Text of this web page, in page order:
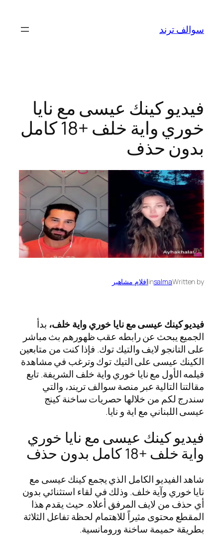
المحتوى
سوالف ترند
فيديو كينك عيسى مع نايا
خوري واية خلف +18 كامل
بدون حذف
Written by
salma
inافلام مشاهير
فيديو كينك عيسى مع نايا خوري واية خلف، بدأ
الجميع يبحث عن رابطه عقب ظهورهم بث مباشر
على التانجو لايف والتيك توك. فإذا كنت من متابعين
الكينك عيسى على التيك توك وترغب في مشاهدة
فيلمه الأول مع نايا خوري واية خلف الشريفة. تابع
مقالتنا التالية عبر منصة سوالف تريند، والتي
سندرج لكم من خلالها حصريات ساخنة كينج
عيسى اللبناني مع اية و نايا.
فيديو كينك عيسى مع نايا خوري
واية خلف +18 كامل بدون حذف
شاهد الفيديو الكامل الذي يجمع كينك عيسى مع
نايا خوري وآية خلف. وذلك في لقاء استثنائي بدون
أي حذف من لايف المرفق أعلاه. حيث يقدم هذا
المقطع محتوى مثيراً للاهتمام لحظة تفاعل الثلاثة
بطريقة حميمة ساخنة ورومانسية.